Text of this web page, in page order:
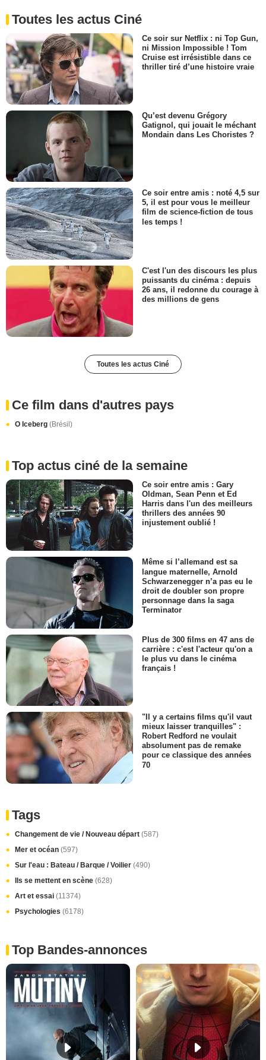
Toutes les actus Ciné
Ce soir sur Netflix : ni Top Gun,
ni Mission Impossible ! Tom
Cruise est irrésistible dans ce
thriller tiré d’une histoire vraie
Qu’est devenu Grégory
Gatignol, qui jouait le méchant
Mondain dans Les Choristes ?
Ce soir entre amis : noté 4,5 sur
5, il est pour vous le meilleur
film de science-fiction de tous
les temps !
C'est l'un des discours les plus
puissants du cinéma : depuis
26 ans, il redonne du courage à
des millions de gens
Toutes les actus Ciné
Ce film dans d'autres pays
O Iceberg (Brésil)
Top actus ciné de la semaine
Ce soir entre amis : Gary
Oldman, Sean Penn et Ed
Harris dans l'un des meilleurs
thrillers des années 90
injustement oublié !
Même si l’allemand est sa
langue maternelle, Arnold
Schwarzenegger n’a pas eu le
droit de doubler son propre
personnage dans la saga
Terminator
Plus de 300 films en 47 ans de
carrière : c'est l'acteur qu'on a
le plus vu dans le cinéma
français !
"Il y a certains films qu'il vaut
mieux laisser tranquilles" :
Robert Redford ne voulait
absolument pas de remake
pour ce classique des années
70
Tags
Changement de vie / Nouveau départ (587)
Mer et océan (597)
Sur l'eau : Bateau / Barque / Voilier (490)
Ils se mettent en scène (628)
Art et essai (11374)
Psychologies (6178)
Top Bandes-annonces